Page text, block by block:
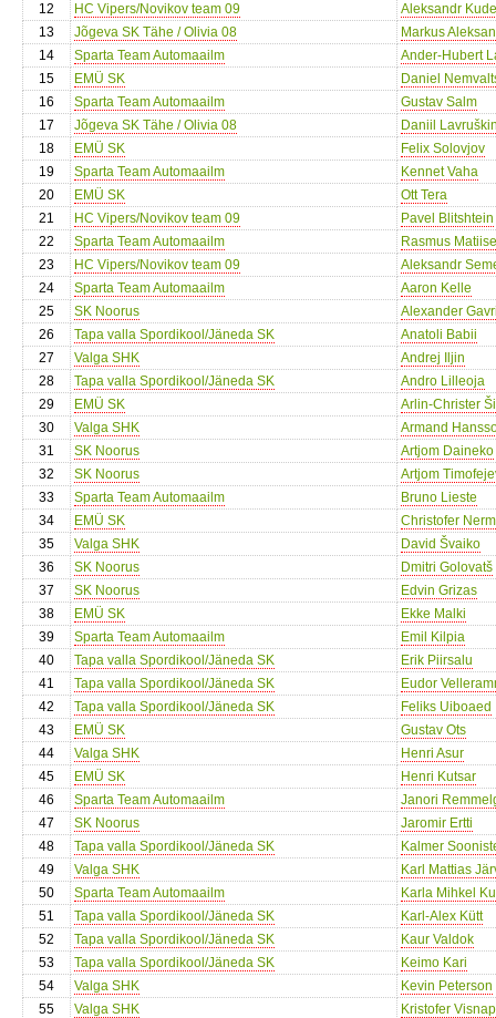
12
HC Vipers/Novikov team 09
Aleksandr
13
Jõgeva SK Tähe / Olivia 08
Markus
14
Sparta Team Automaailm
Ander-Hubert
15
EMÜ SK
Daniel
16
Sparta Team Automaailm
Gustav Salm
17
Jõgeva SK Tähe / Olivia 08
Daniil
18
EMÜ SK
Felix Solovjov
19
Sparta Team Automaailm
Kennet Vaha
20
EMÜ SK
Ott Tera
21
HC Vipers/Novikov team 09
Pavel Blitshtein
22
Sparta Team Automaailm
Rasmus
23
HC Vipers/Novikov team 09
Aleksandr
24
Sparta Team Automaailm
Aaron Kelle
25
SK Noorus
Alexander
26
Tapa valla Spordikool/Jäneda SK
Anatoli Babii
27
Valga SHK
Andrej Iljin
28
Tapa valla Spordikool/Jäneda SK
Andro Lilleoja
29
EMÜ SK
Arlin-Christer
30
Valga SHK
Armand
31
SK Noorus
Artjom Daineko
32
SK Noorus
Artjom
33
Sparta Team Automaailm
Bruno Lieste
34
EMÜ SK
Christofer
35
Valga SHK
David Švaiko
36
SK Noorus
Dmitri Golovatš
37
SK Noorus
Edvin Grizas
38
EMÜ SK
Ekke Malki
39
Sparta Team Automaailm
Emil Kilpia
40
Tapa valla Spordikool/Jäneda SK
Erik Piirsalu
41
Tapa valla Spordikool/Jäneda SK
Eudor
42
Tapa valla Spordikool/Jäneda SK
Feliks Uiboaed
43
EMÜ SK
Gustav Ots
44
Valga SHK
Henri Asur
45
EMÜ SK
Henri Kutsar
46
Sparta Team Automaailm
Janori
47
SK Noorus
Jaromir Ertti
48
Tapa valla Spordikool/Jäneda SK
Kalmer
49
Valga SHK
Karl Mattias
50
Sparta Team Automaailm
Karla Mihkel
51
Tapa valla Spordikool/Jäneda SK
Karl-Alex Kütt
52
Tapa valla Spordikool/Jäneda SK
Kaur Valdok
53
Tapa valla Spordikool/Jäneda SK
Keimo Kari
54
Valga SHK
Kevin Peterson
55
Valga SHK
Kristofer Visnap